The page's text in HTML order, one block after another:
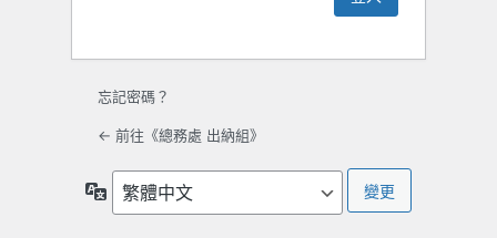
忘記密碼？
← 前往《總務處 出納組》
言